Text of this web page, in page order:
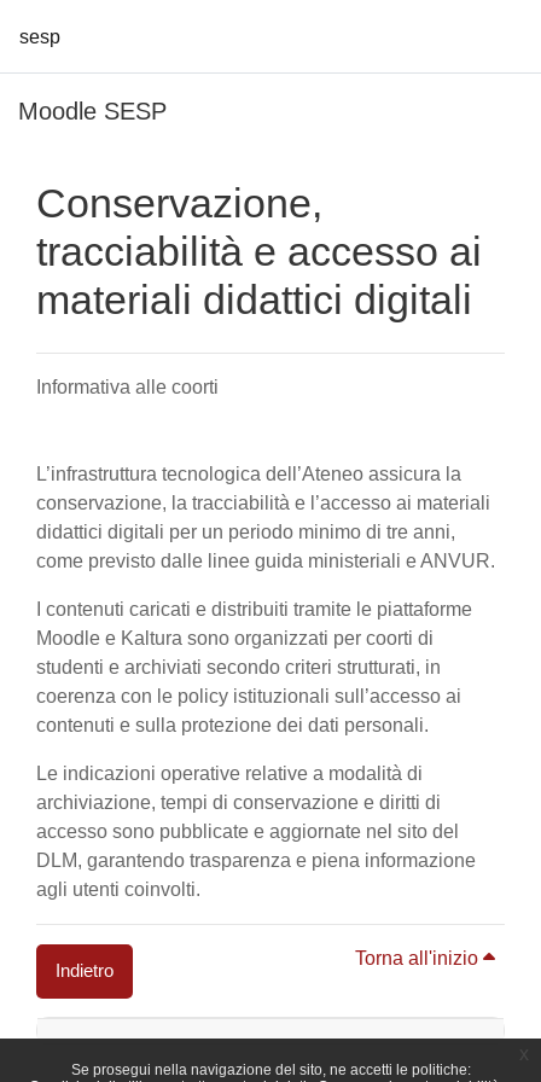
Se prosegui nella navigazione del sito, ne accetti le politiche:
sesp
Moodle SESP
Conservazione,
tracciabilità e accesso ai
materiali didattici digitali
Informativa alle coorti
L’infrastruttura tecnologica dell’Ateneo assicura la
conservazione, la tracciabilità e l’accesso ai materiali
didattici digitali per un periodo minimo di tre anni,
come previsto dalle linee guida ministeriali e ANVUR.
I contenuti caricati e distribuiti tramite le piattaforme
Moodle e Kaltura sono organizzati per coorti di
studenti e archiviati secondo criteri strutturati, in
coerenza con le policy istituzionali sull’accesso ai
contenuti e sulla protezione dei dati personali.
Le indicazioni operative relative a modalità di
archiviazione, tempi di conservazione e diritti di
accesso sono pubblicate e aggiornate nel sito del
DLM, garantendo trasparenza e piena informazione
agli utenti coinvolti.
Indietro
Torna all'inizio
Blocchi